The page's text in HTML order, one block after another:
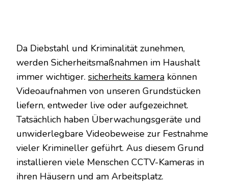
Da Diebstahl und Kriminalität zunehmen,
werden Sicherheitsmaßnahmen im Haushalt
immer wichtiger. sicherheits kamera können
Videoaufnahmen von unseren Grundstücken
liefern, entweder live oder aufgezeichnet.
Tatsächlich haben Überwachungsgeräte und
unwiderlegbare Videobeweise zur Festnahme
vieler Krimineller geführt. Aus diesem Grund
installieren viele Menschen CCTV-Kameras in
ihren Häusern und am Arbeitsplatz.